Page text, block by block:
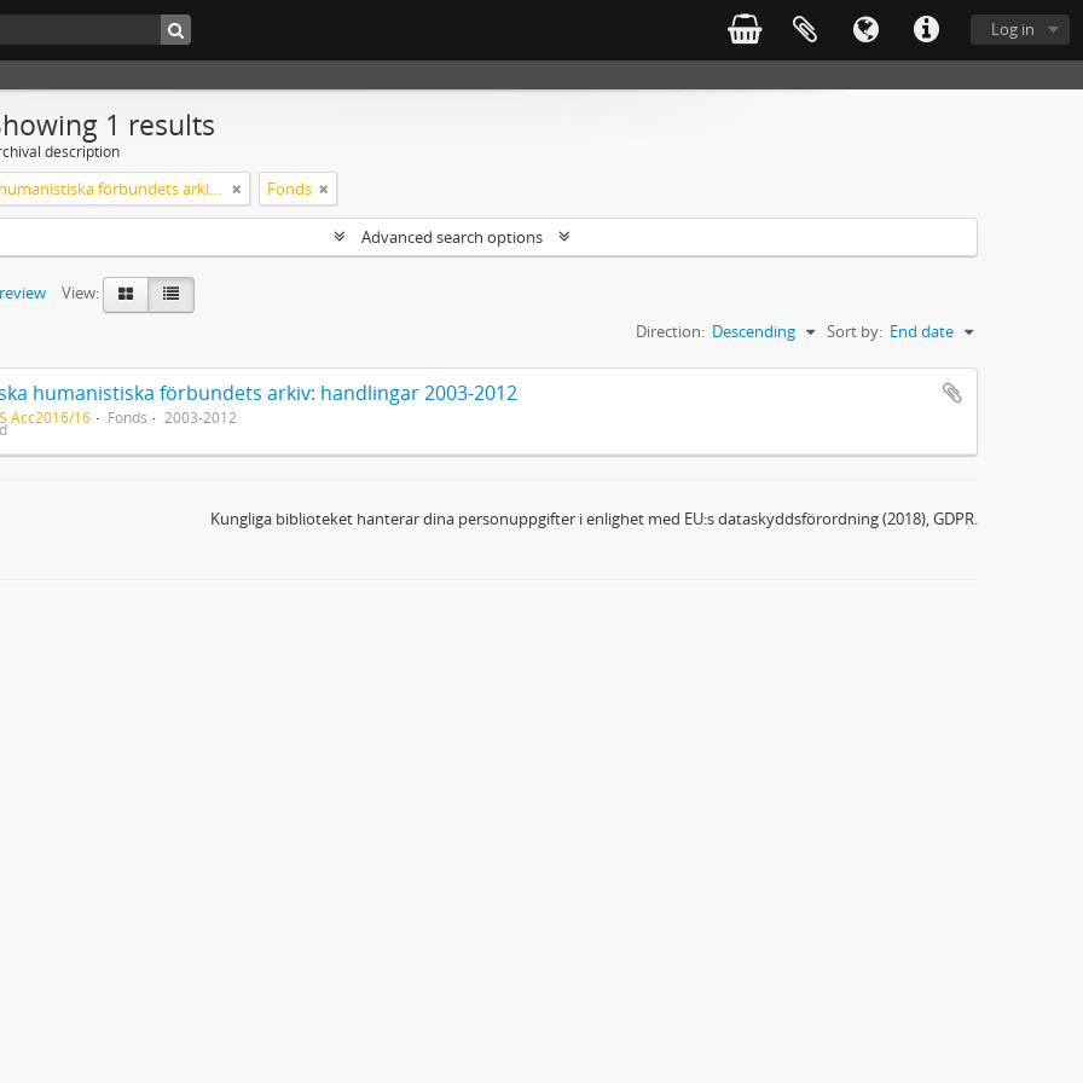
Log in
1 results
description
Svenska humanistiska förbundets arkiv: handlingar 2003-2012 Fonds
Advanced search options
View:
Sort by: End date
Direction: Descending
humanistiska förbundets arkiv: handlingar 2003-2012
Acc2016/16 Fonds 2003-2012
Kungliga biblioteket hanterar dina personuppgifter i enlighet med EU:s dataskyddsförordning (2018), GDPR.